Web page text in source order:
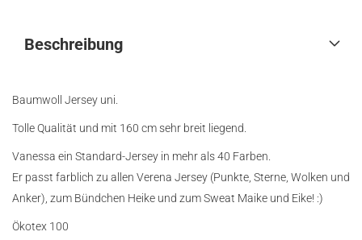
Beschreibung
Baumwoll Jersey uni.
Tolle Qualität und mit 160 cm sehr breit liegend.
Vanessa ein Standard-Jersey in mehr als 40 Farben.
Er passt farblich zu allen Verena Jersey (Punkte, Sterne, Wolken und
Anker), zum Bündchen Heike und zum Sweat Maike und Eike! :)
Ökotex 100